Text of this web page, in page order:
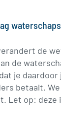
de
de
je
betaalt.